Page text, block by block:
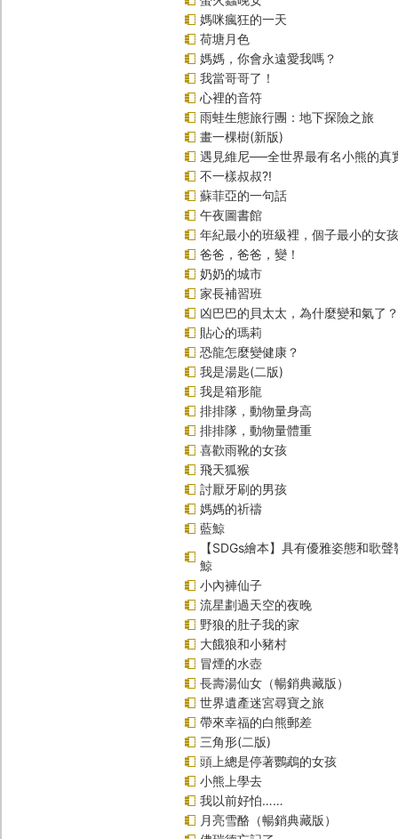
媽咪瘋狂的一天
荷塘月色
媽媽，你會永遠愛我嗎？
我當哥哥了！
心裡的音符
雨蛙生態旅行團：地下探險之旅
畫一棵樹(新版)
遇見維尼──全世界最有名小熊的真
不一樣叔叔?!
蘇菲亞的一句話
午夜圖書館
年紀最小的班級裡，個子最小的女
爸爸，爸爸，變！
奶奶的城市
家長補習班
凶巴巴的貝太太，為什麼變和氣了？
貼心的瑪莉
恐龍怎麼變健康？
我是湯匙(二版)
我是箱形龍
排排隊，動物量身高
排排隊，動物量體重
喜歡雨靴的女孩
飛天狐猴
討厭牙刷的男孩
媽媽的祈禱
藍鯨
【SDGs繪本】具有優雅姿態和歌
鯨
小內褲仙子
流星劃過天空的夜晚
野狼的肚子我的家
大餓狼和小豬村
冒煙的水壺
長壽湯仙女（暢銷典藏版）
世界遺產迷宮尋寶之旅
帶來幸福的白熊郵差
三角形(二版)
頭上總是停著鸚鵡的女孩
小熊上學去
我以前好怕……
月亮雪酪（暢銷典藏版）